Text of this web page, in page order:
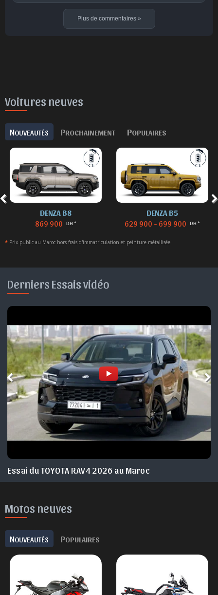
Plus de commentaires »
Voitures neuves
NOUVEAUTÉS PROCHAINEMENT POPULAIRES
DENZA B8
869 900 DH *
DENZA B5
629 900 - 699 900 DH *
* Prix public au Maroc hors frais d'immatriculation et peinture métallisée
Derniers Essais vidéo
Essai du JEEP Avenger facelift 2026 Maroc
Motos neuves
NOUVEAUTÉS POPULAIRES